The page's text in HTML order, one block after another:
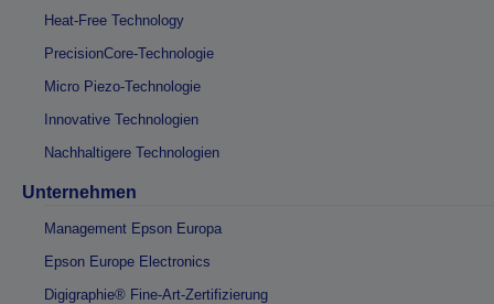
Heat-Free Technology
PrecisionCore-Technologie
Micro Piezo-Technologie
Innovative Technologien
Nachhaltigere Technologien
Unternehmen
Management Epson Europa
Epson Europe Electronics
Digigraphie® Fine-Art-Zertifizierung